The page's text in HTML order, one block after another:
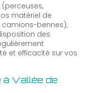
matériel de
camions-bennes),
des
et efficacité sur vos
à Vallée de